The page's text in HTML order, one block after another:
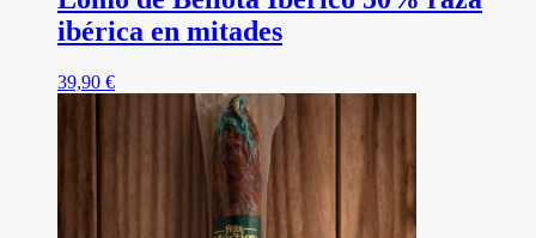
ibérica en mitades
39,90 €